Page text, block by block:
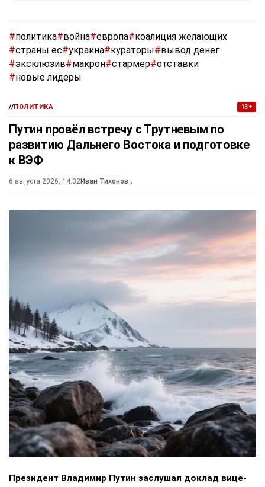
#политика#война#европа#коалиция желающих
#страны ес#украина#кураторы#вывод денег
#эксклюзив#макрон#стармер#отставки
#новые лидеры
//ПОЛИТИКА 13+
Путин провёл встречу с Трутневым по
развитию Дальнего Востока и подготовке
к ВЭФ
6 августа 2026, 14:32Иван Тихонов ,
Президент Владимир Путин заслушал доклад вице-